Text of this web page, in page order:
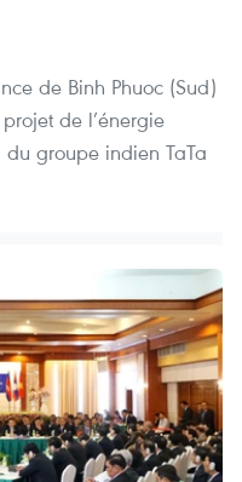
de Binh Phuoc (Sud)
de l’énergie
groupe indien TaTa